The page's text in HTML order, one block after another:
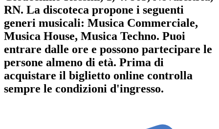
RN. La discoteca propone i seguenti
generi musicali: Musica Commerciale,
Musica House, Musica Techno. Puoi
entrare dalle ore e possono partecipare le
persone almeno di età. Prima di
acquistare il biglietto online controlla
sempre le condizioni d'ingresso.